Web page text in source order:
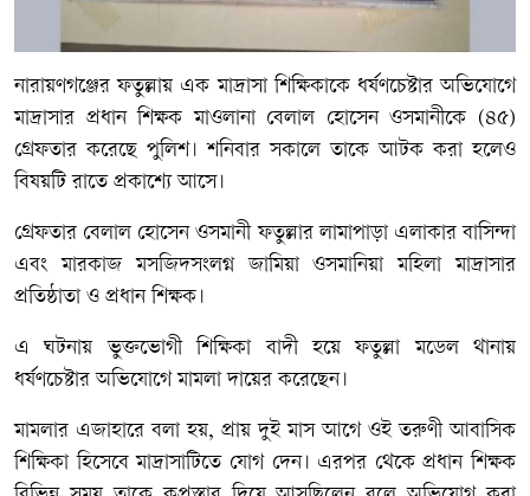
নারায়ণগঞ্জের ফতুল্লায় এক মাদ্রাসা শিক্ষিকাকে ধর্ষণচেষ্টার অভিযোগে
মাদ্রাসার প্রধান শিক্ষক মাওলানা বেলাল হোসেন ওসমানীকে (৪৫)
গ্রেফতার করেছে পুলিশ। শনিবার সকালে তাকে আটক করা হলেও
বিষয়টি রাতে প্রকাশ্যে আসে।
গ্রেফতার বেলাল হোসেন ওসমানী ফতুল্লার লামাপাড়া এলাকার বাসিন্দা
এবং মারকাজ মসজিদসংলগ্ন জামিয়া ওসমানিয়া মহিলা মাদ্রাসার
প্রতিষ্ঠাতা ও প্রধান শিক্ষক।
এ ঘটনায় ভুক্তভোগী শিক্ষিকা বাদী হয়ে ফতুল্লা মডেল থানায়
ধর্ষণচেষ্টার অভিযোগে মামলা দায়ের করেছেন।
মামলার এজাহারে বলা হয়, প্রায় দুই মাস আগে ওই তরুণী আবাসিক
শিক্ষিকা হিসেবে মাদ্রাসাটিতে যোগ দেন। এরপর থেকে প্রধান শিক্ষক